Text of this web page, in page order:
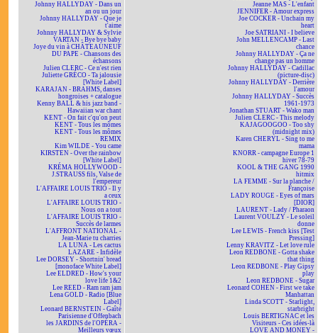
Johnny HALLYDAY - Dans un
an ou un jour
Johnny HALLYDAY - Que je
t'aime
Johnny HALLYDAY & Sylvie
VARTAN - Bye bye baby
Joye du vin à CHÂTEAUNEUF
DU PAPE - Chansons des
échansons
Julien CLERC - Ce n'est rien
Juliette GRÉCO - Ta jalousie
[White Label]
KARAJAN - BRAHMS, danses
hongroises + catalogue
Kenny BALL & his jazz band -
Hawaiian war chant
KENT - On fait c'qu'on peut
KENT - Tous les mômes
KENT - Tous les mômes
REMIX
Kim WILDE - You came
KIRSTEN - Over the rainbow
[White Label]
KRÉMA HOLLYWOOD -
J.STRAUSS fils, Valse de
l'empereur
L'AFFAIRE LOUIS TRIO - Il y
a ceux
L'AFFAIRE LOUIS TRIO -
Nous on a tout
L'AFFAIRE LOUIS TRIO -
Succès de larmes
L'AFFRONT NATIONAL -
Jean-Marie tu charries
LA LUNA - Les cactus
LAZARE - Infidèle
Lee DORSEY - Shortnin' bread
[monoface White Label]
Lee ELDRED - How's your
love life 1&2
Lee REED - Ram ram jam
Lena GOLD - Radio [Blue
Label]
Leonard BERNSTEIN - Gaîté
Parisienne d'Offenbach
les JARDINS de l'OPÉRA -
Meilleurs vœux
Jeanne MAS - L'enfant
JENNIFER - Amour express
Joe COCKER - Unchain my
heart
Joe SATRIANI - I believe
John MELLENCAMP - Last
chance
Johnny HALLYDAY - Ça ne
change pas un homme
Johnny HALLYDAY - Cadillac
(picture-disc)
Johnny HALLYDAY - Derrière
l'amour
Johnny HALLYDAY - Succès
1961-1973
Jonathan STUART - Wako man
Julien CLERC - This melody
KAJAGOOGOO - Too shy
(midnight mix)
Karen CHERYL - Sing to me
mama
KNORR - campagne Europe 1
hiver 78-79
KOOL & THE GANG 1990
hitmix
LA FEMME - Sur la planche /
Françoise
LADY ROUGE - Eyes of mars
[DIOR]
LAURENT - Lady / Pharaon
Laurent VOULZY - Le soleil
donne
Lee LEWIS - French kiss [Test
Pressing]
Lenny KRAVITZ - Let love rule
Leon REDBONE - Gotta shake
that thing
Leon REDBONE - Play Gipsy
play
Leon REDBONE - Sugar
Leonard COHEN - First we take
Manhattan
Linda SCOTT - Starlight,
starbright
Louis BERTIGNAC et les
Visiteurs - Ces idées-là
LOVE AND MONEY -